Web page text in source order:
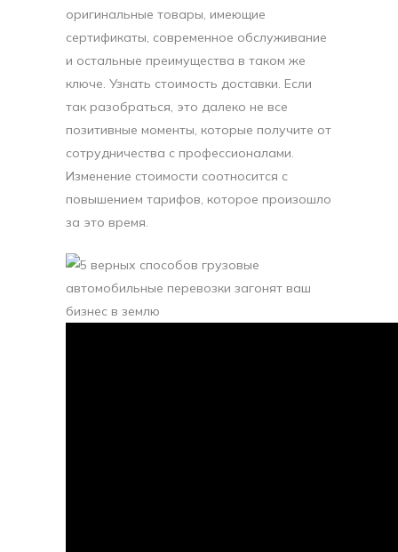
оригинальные товары, имеющие
сертификаты, современное обслуживание
и остальные преимущества в таком же
ключе. Узнать стоимость доставки. Если
так разобраться, это далеко не все
позитивные моменты, которые получите от
сотрудничества с профессионалами.
Изменение стоимости соотносится с
повышением тарифов, которое произошло
за это время.